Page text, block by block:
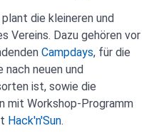
die kleineren und
Vereins. Dazu gehören vor
Campdays, für die
nach neuen und
ist, sowie die
mit Workshop-Programm
Hack'n'Sun.